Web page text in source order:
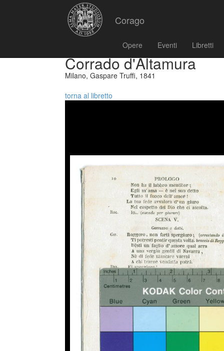
Corago
Opere Eventi Libretti
Corrado d'Altamura
Milano, Gaspare Truffi, 1841
torna al libretto